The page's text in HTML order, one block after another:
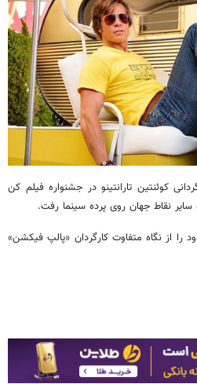
کوئنتین تارانتینو در جشنواره فیلم کن
نقاط جهان روی پرده سینما رفت.
را از نگاه متفاوت کارگردان «پالپ فیکشن»